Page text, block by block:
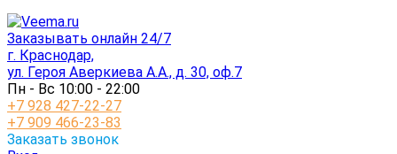
Заказывать онлайн 24/7
г. Краснодар,
ул. Героя Аверкиева А.А., д. 30, оф.7
Пн - Вс 10:00 - 22:00
+7 928 427-22-27
+7 909 466-23-83
Заказать звонок